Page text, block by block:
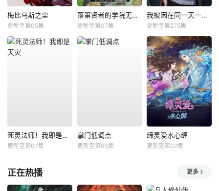
梅比乌斯之尘
更新至第05集
落第贤者的学院无双第二回转生，S等级作弊魔术师冒险记
更新至第07集
我被困在同一天一千年动态漫
更新至第275集
死灵法师！我即是天灾
更新至第07集
掌门低调点
更新至第05集
缔灵爱水心缠
更新至第02集
正在热播 更多